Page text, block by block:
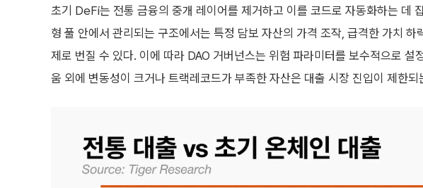
초기 DeFi는 전통 금융의 중개 레이어를 제거하고 이를 코드로 자동화하는 데
형 풀 안에서 관리되는 구조에서는 특정 담보 자산의 가격 조작, 급격한 가치
제로 번질 수 있다. 이에 따라 DAO 거버넌스는 위험 파라미터를 보수적으로 설
움 외에 변동성이 크거나 트랙레코드가 부족한 자산은 대출 시장 진입이 제한되